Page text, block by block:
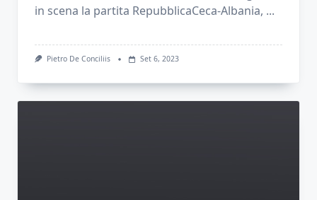
in scena la partita RepubblicaCeca-Albania, ...
Pietro De Conciliis Set 6, 2023